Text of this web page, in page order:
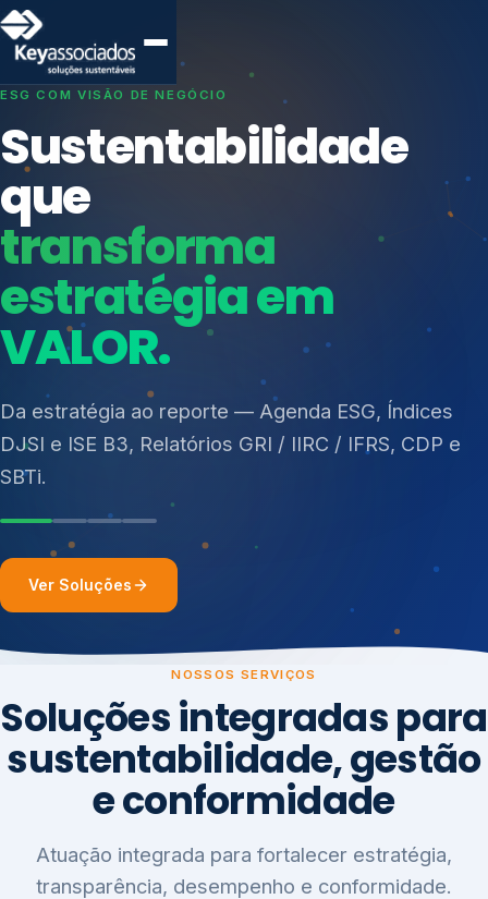
SISTEMAS DE GESTÃO OTIMIZADOS E INTEGRADOS
Conformidade que
protege seu
negócio.
Consultoria, auditoria e treinamentos em ISO 27001,
ISO 27701, ISO 42001, ISO 37001, ISO 9001, ISO
14001, ISO 45001, ONA e PNQ — Gestão de
resíduos sólidos (PGRS/PMGRS).
Índices de Mercado
Mudanças Climáticas
Reputação e Cadeia
Reporte Regulatório
Ver Soluções
NOSSOS SERVIÇOS
Soluções integradas para
sustentabilidade, gestão
e conformidade
Atuação integrada para fortalecer estratégia,
transparência, desempenho e conformidade.